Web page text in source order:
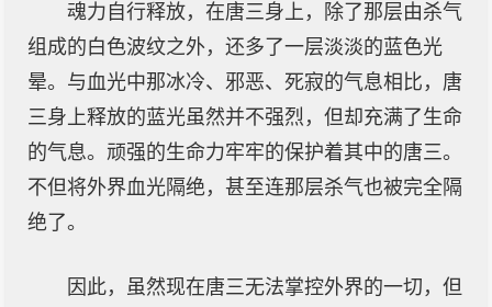
魂力自行释放，在唐三身上，除了那层由杀气
组成的白色波纹之外，还多了一层淡淡的蓝色光
晕。与血光中那冰冷、邪恶、死寂的气息相比，唐
三身上释放的蓝光虽然并不强烈，但却充满了生命
的气息。顽强的生命力牢牢的保护着其中的唐三。
不但将外界血光隔绝，甚至连那层杀气也被完全隔
绝了。
因此，虽然现在唐三无法掌控外界的一切，但